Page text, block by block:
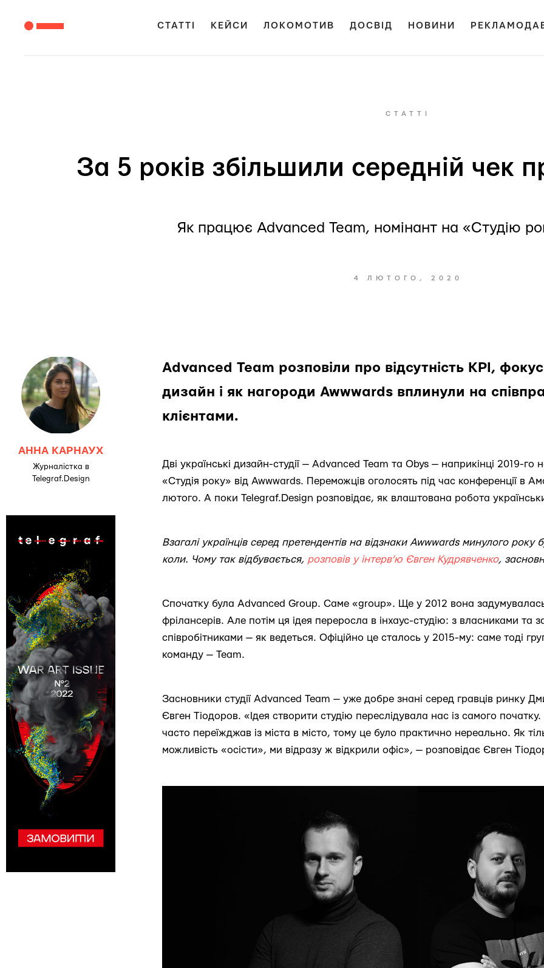
СТАТТІ КЕЙСИ ЛОКОМОТИВ ДОСВІД НОВИНИ
СТАТТІ
За 5 років збільшили середній чек
Як працює Advanced Team, номінант на «Студію
4 ЛЮТОГО, 2020
АННА КАРНАУХ
Журналістка в
Telegraf.Design
Advanced Team розповіли про відсутність KPI,
дизайн і як нагороди Awwwards вплинули на
клієнтами.
Дві українські дизайн-студії — Advanced Team та Obys — наприкінці 2019-го
«Студія року» від Awwwards. Переможців оголосять під час конференції в
лютого. А поки Telegraf.Design розповідає, як влаштована робота
Взагалі українців серед претендентів на відзнаки Awwwards минулого року
коли. Чому так відбувається, розповів у інтерв’ю Євген Кудрявченко,
Спочатку була Advanced Group. Саме «group». Ще у 2012 вона
фрілансерів. Але потім ця ідея переросла в інхаус-студію: з власниками та
співробітниками — як ведеться. Офіційно це сталось у 2015-му: саме тоді
команду — Team.
Засновники студії Advanced Team — уже добре знані серед гравців ринку
Євген Тіодоров. «Ідея створити студію переслідувала нас із самого
часто переїжджав із міста в місто, тому це було практично нереально. Як
можливість «осісти», ми відразу ж відкрили офіс», — розповідає Євген